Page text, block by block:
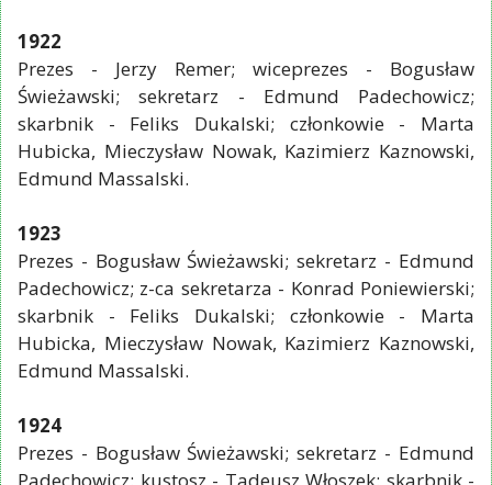
1922
Prezes - Jerzy Remer; wiceprezes - Bogusław
Świeżawski; sekretarz - Edmund Padechowicz;
skarbnik - Feliks Dukalski; członkowie - Marta
Hubicka, Mieczysław Nowak, Kazimierz Kaznowski,
Edmund Massalski.
1923
Prezes - Bogusław Świeżawski; sekretarz - Edmund
Padechowicz; z-ca sekretarza - Konrad Poniewierski;
skarbnik - Feliks Dukalski; członkowie - Marta
Hubicka, Mieczysław Nowak, Kazimierz Kaznowski,
Edmund Massalski.
1924
Prezes - Bogusław Świeżawski; sekretarz - Edmund